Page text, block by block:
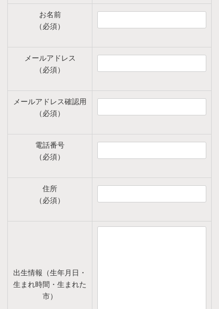
お名前
（必須）
メールアドレス
（必須）
メールアドレス確認用
（必須）
電話番号
（必須）
住所
（必須）
出生情報（生年月日・
生まれ時間・生まれた
市）